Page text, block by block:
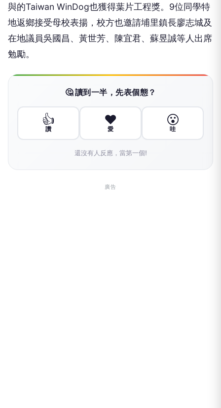
與的Taiwan WinDog也獲得葉片工程獎。9位同學特
地返鄉接受母校表揚，校方也邀請埔里鎮長廖志城及
在地議員吳國昌、黃世芳、陳宜君、蘇昱誠等人出席
勉勵。
🤔 讀到一半，先表個態？
👍
讚
❤️
愛
😮
哇
還沒有人反應，當第一個!
廣告